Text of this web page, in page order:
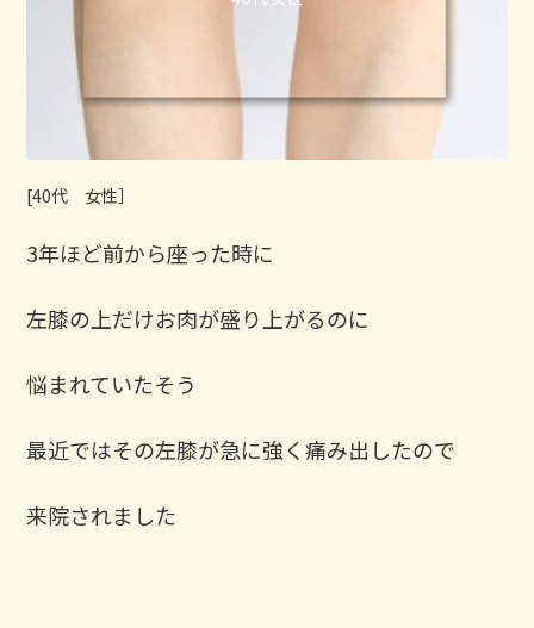
[40代 女性］ ⁡
3年ほど前から座った時に
左膝の上だけお肉が盛り上がるのに
悩まれていたそう ⁡
最近ではその左膝が急に強く痛み出したので
来院されました ⁡